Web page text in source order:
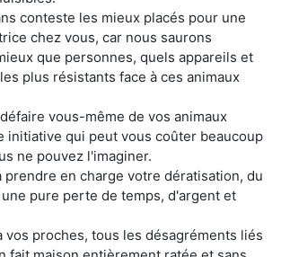
conteste les mieux placés pour une
chez vous, car nous saurons
que personnes, quels appareils et
plus résistants face à ces animaux
vous-même de vos animaux
initiative qui peut vous coûter beaucoup
ne pouvez l'imaginer.
prendre en charge votre dératisation, du
pure perte de temps, d'argent et
vos proches, tous les désagréments liés